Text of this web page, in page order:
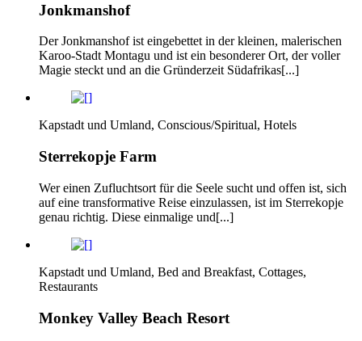
Jonkmanshof
Der Jonkmanshof ist eingebettet in der kleinen, malerischen
Karoo-Stadt Montagu und ist ein besonderer Ort, der voller
Magie steckt und an die Gründerzeit Südafrikas[...]
Kapstadt und Umland, Conscious/Spiritual, Hotels
Sterrekopje Farm
Wer einen Zufluchtsort für die Seele sucht und offen ist, sich
auf eine transformative Reise einzulassen, ist im Sterrekopje
genau richtig. Diese einmalige und[...]
Kapstadt und Umland, Bed and Breakfast, Cottages,
Restaurants
Monkey Valley Beach Resort